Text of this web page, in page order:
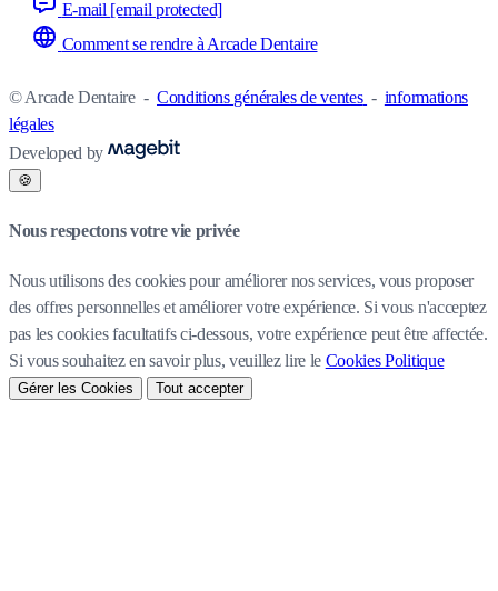
E-mail [email protected]
Comment se rendre à Arcade Dentaire
© Arcade Dentaire - Conditions générales de ventes - informations
légales
Developed by
🍪
Nous respectons votre vie privée
Nous utilisons des cookies pour améliorer nos services, vous proposer
des offres personnelles et améliorer votre expérience. Si vous n'acceptez
pas les cookies facultatifs ci-dessous, votre expérience peut être affectée.
Si vous souhaitez en savoir plus, veuillez lire le Cookies Politique
Gérer les Cookies Tout accepter